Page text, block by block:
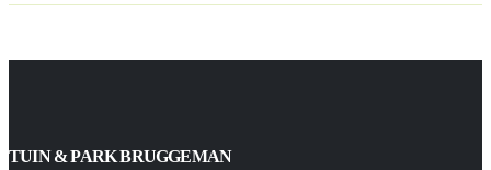
TUIN & PARK BRUGGEMAN